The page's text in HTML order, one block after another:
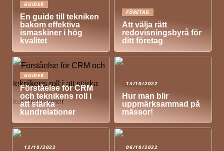
GUIDER
En guide till tekniken
bakom effektiva
ismaskiner i hög
kvalitet
FÖRETAG
Att välja rätt
redovisningsbyrå för
ditt företag
GUIDER
Förståelse för CRM
och teknikens roll i
att stärka
kundrelationer
13/10/2022
Hur man blir
uppmärksammad på
mässor!
12/10/2022 06/10/2022